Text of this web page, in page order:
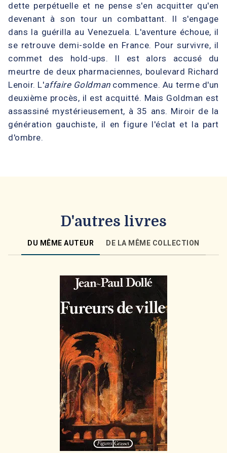
dette perpétuelle et ne pense s'en acquitter qu'en
devenant à son tour un combattant. Il s'engage
dans la guérilla au Venezuela. L'aventure échoue, il
se retrouve demi-solde en France. Pour survivre, il
commet des hold-ups. Il est alors accusé du
meurtre de deux pharmaciennes, boulevard Richard
Lenoir. L'affaire Goldmancommence. Au terme d'un
deuxième procès, il est acquitté. Mais Goldman est
assassiné mystérieusement, à 35 ans. Miroir de la
génération gauchiste, il en figure l'éclat et la part
d'ombre.
D'autres livres
DU MÊME AUTEUR DE LA MÊME COLLECTION